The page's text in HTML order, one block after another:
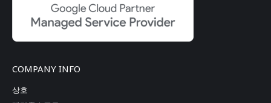
COMPANY INFO
상호